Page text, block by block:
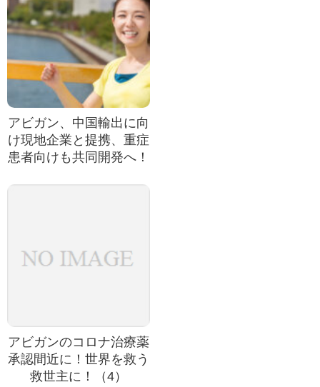
アビガン、中国輸出に向
け現地企業と提携、重症
患者向けも共同開発へ！
アビガンのコロナ治療薬
承認間近に！世界を救う
救世主に！（4）